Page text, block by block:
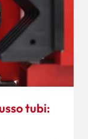
tubi: